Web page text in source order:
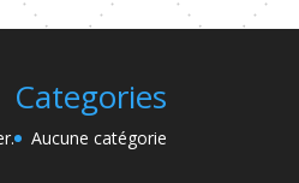
Categories
Aucune catégorie